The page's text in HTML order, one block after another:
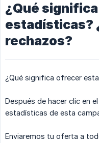
¿Qué
estadísticas?
rechazos?
¿Qué significa ofrecer
Después de hacer clic en
estadísticas de esta
Enviaremos tu oferta a